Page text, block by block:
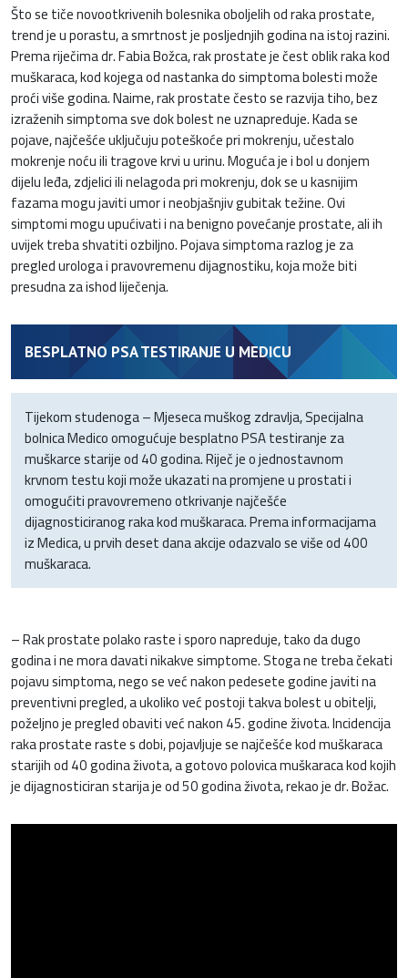
Što se tiče novootkrivenih bolesnika oboljelih od raka prostate,
trend je u porastu, a smrtnost je posljednjih godina na istoj razini.
Prema riječima dr. Fabia Božca, rak prostate je čest oblik raka kod
muškaraca, kod kojega od nastanka do simptoma bolesti može
proći više godina. Naime, rak prostate često se razvija tiho, bez
izraženih simptoma sve dok bolest ne uznapreduje. Kada se
pojave, najčešće uključuju poteškoće pri mokrenju, učestalo
mokrenje noću ili tragove krvi u urinu. Moguća je i bol u donjem
dijelu leđa, zdjelici ili nelagoda pri mokrenju, dok se u kasnijim
fazama mogu javiti umor i neobjašnjiv gubitak težine. Ovi
simptomi mogu upućivati i na benigno povećanje prostate, ali ih
uvijek treba shvatiti ozbiljno. Pojava simptoma razlog je za
pregled urologa i pravovremenu dijagnostiku, koja može biti
presudna za ishod liječenja.
BESPLATNO PSA TESTIRANJE U MEDICU
Tijekom studenoga – Mjeseca muškog zdravlja, Specijalna
bolnica Medico omogućuje besplatno PSA testiranje za
muškarce starije od 40 godina. Riječ je o jednostavnom
krvnom testu koji može ukazati na promjene u prostati i
omogućiti pravovremeno otkrivanje najčešće
dijagnosticiranog raka kod muškaraca. Prema informacijama
iz Medica, u prvih deset dana akcije odazvalo se više od 400
muškaraca.
– Rak prostate polako raste i sporo napreduje, tako da dugo
godina i ne mora davati nikakve simptome. Stoga ne treba čekati
pojavu simptoma, nego se već nakon pedesete godine javiti na
preventivni pregled, a ukoliko već postoji takva bolest u obitelji,
poželjno je pregled obaviti već nakon 45. godine života. Incidencija
raka prostate raste s dobi, pojavljuje se najčešće kod muškaraca
starijih od 40 godina života, a gotovo polovica muškaraca kod kojih
je dijagnosticiran starija je od 50 godina života, rekao je dr. Božac.